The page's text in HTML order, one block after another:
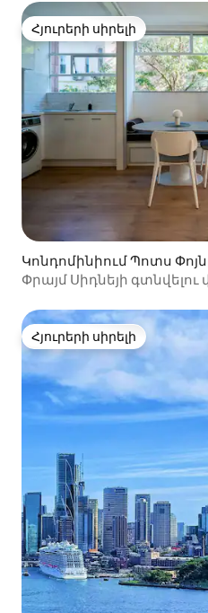
Հյուրերի սիրելի
Հյուրերի սիրելի
Կոնդոմինիում Պոտս
Փրայմ Սիդնեյի
Հյուրերի սիրելի
Հյուրերի սիրելի